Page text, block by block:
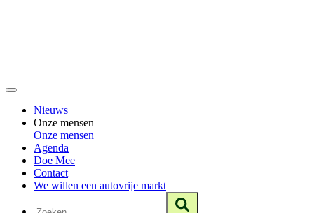
Nieuws
Onze mensen
Onze mensen
Agenda
Doe Mee
Contact
We willen een autovrije markt